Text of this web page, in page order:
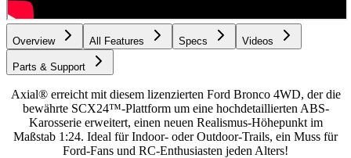
Overview All Features Specs Videos
Parts & Support
Axial® erreicht mit diesem lizenzierten Ford Bronco 4WD, der die
bewährte SCX24™-Plattform um eine hochdetaillierten ABS-
Karosserie erweitert, einen neuen Realismus-Höhepunkt im
Maßstab 1:24. Ideal für Indoor- oder Outdoor-Trails, ein Muss für
Ford-Fans und RC-Enthusiasten jeden Alters!